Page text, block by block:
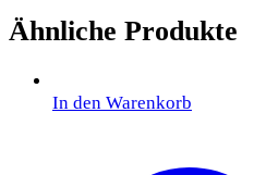
Ähnliche Produkte
In den Warenkorb